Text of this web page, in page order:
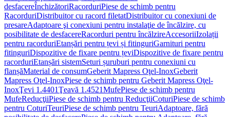
desfacereÎnchizătoriRacorduriPiese de schimb pentru
RacorduriDistribuitor cu racord filetatDistribuitor cu conexiuni de
presareAdaptoare şi conexiuni pentru instalaţie de încălzire, cu
posibilitate de desfacereRacorduri pentru încălzireAccesoriiIzolații
pentru racorduriEtanșări pentru țevi și fitinguriGarnituri pentru
fitinguriDispozitive de fixare pentru țeviDispozitive de fixare pentru
racorduriEtanșări sistemSeturi șuruburi pentru conexiuni cu
flanșăMaterial de consumGeberit Mapress Oţel-InoxGeberit
Mapress Oţel-InoxPiese de schimb pentru Geberit Mapress Oţel-
InoxŢevi 1.4401Ţeavă 1.4521MufePiese de schimb pentru
MufeReducţiiPiese de schimb pentru ReducţiiCoturiPiese de schimb
pentru CoturiTeuriPiese de schimb pentru TeuriAdaptoare, fără